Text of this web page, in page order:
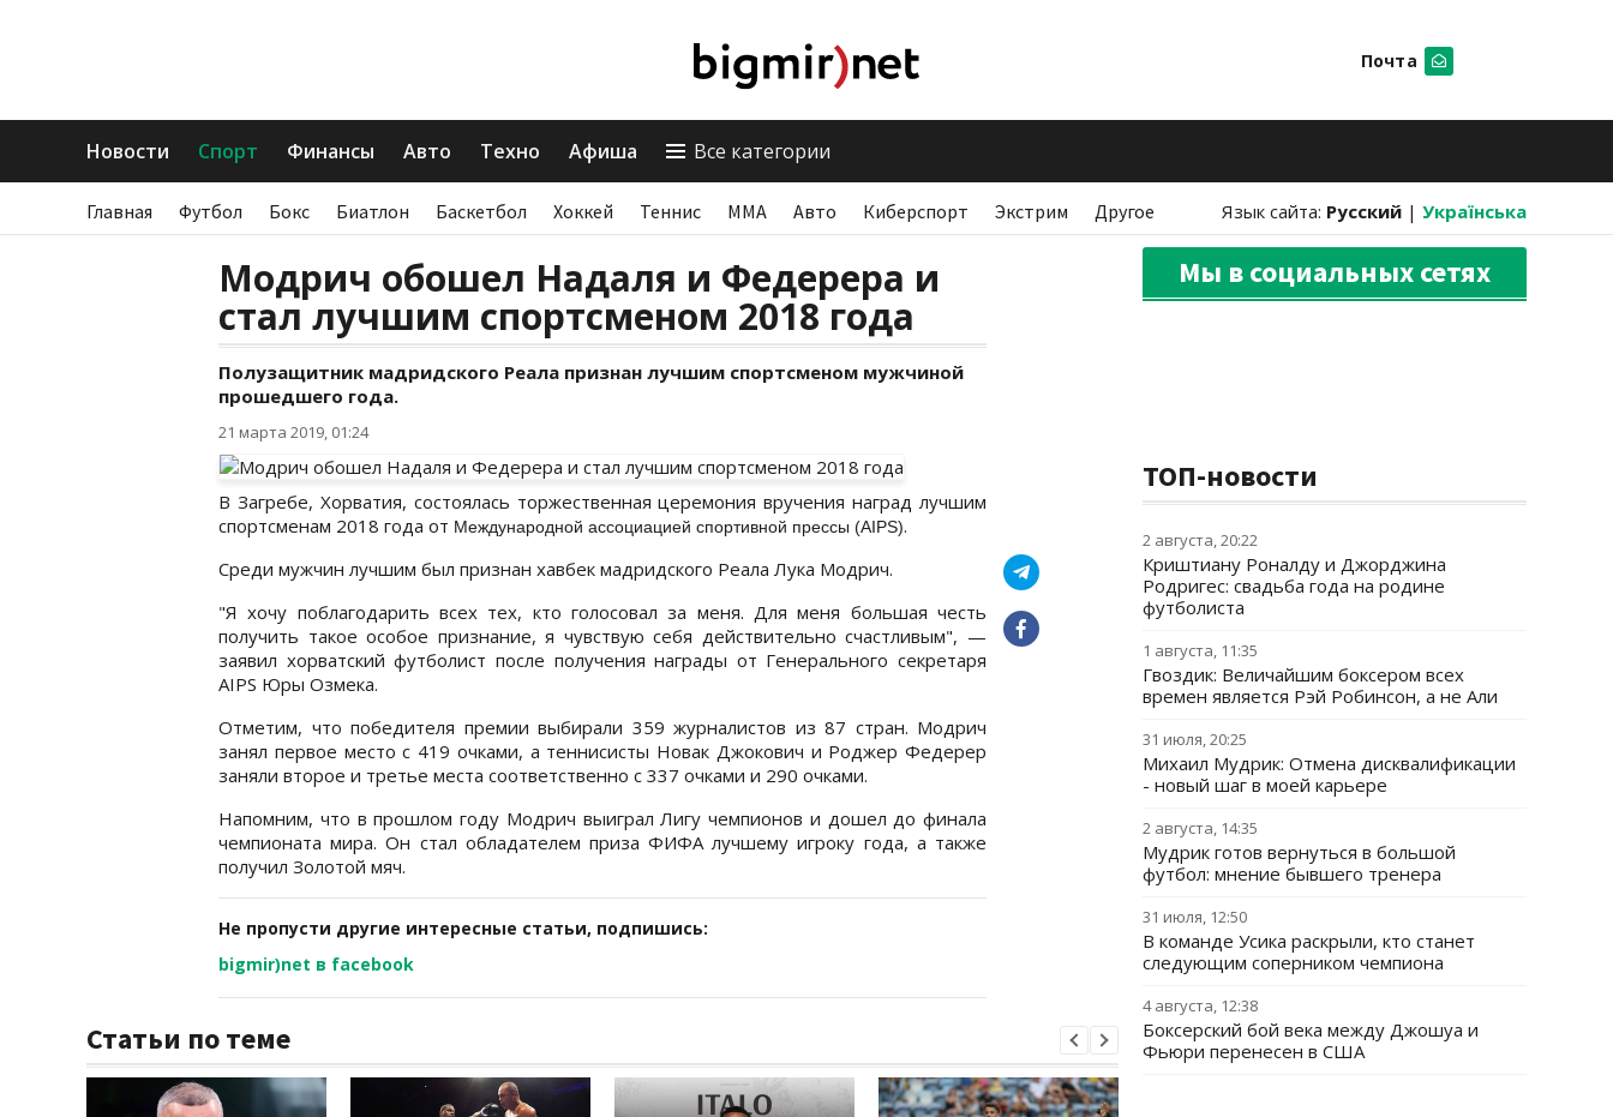
Почта
Новости Спорт Финансы Авто Техно Афиша Все категории
Главная Футбол Бокс Биатлон Баскетбол Хоккей Теннис ММА Авто Киберспорт Экстрим Другое Язык сайта: Русский | Українська
Модрич обошел Надаля и Федерера и
стал лучшим спортсменом 2018 года
Полузащитник мадридского Реала признан лучшим спортсменом мужчиной
прошедшего года.
21 марта 2019, 01:24
В Загребе, Хорватия, состоялась торжественная церемония вручения наград лучшим
спортсменам 2018 года от Международной ассоциацией спортивной прессы (AIPS).
Среди мужчин лучшим был признан хавбек мадридского Реала Лука Модрич.
"Я хочу поблагодарить всех тех, кто голосовал за меня. Для меня большая честь
получить такое особое признание, я чувствую себя действительно счастливым", —
заявил хорватский футболист после получения награды от Генерального секретаря
AIPS Юры Озмека.
Отметим, что победителя премии выбирали 359 журналистов из 87 стран. Модрич
занял первое место с 419 очками, а теннисисты Новак Джокович и Роджер Федерер
заняли второе и третье места соответственно с 337 очками и 290 очками.
Напомним, что в прошлом году Модрич выиграл Лигу чемпионов и дошел до финала
чемпионата мира. Он стал обладателем приза ФИФА лучшему игроку года, а также
получил Золотой мяч.
Не пропусти другие интересные статьи, подпишись:
bigmir)net в facebook
Статьи по теме
Мы в социальных сетях
ТОП-новости
2 августа, 20:22
Криштиану Роналду и Джорджина
Родригес: свадьба года на родине
футболиста
1 августа, 11:35
Гвоздик: Величайшим боксером всех
времен является Рэй Робинсон, а не Али
31 июля, 20:25
Михаил Мудрик: Отмена дисквалификации
- новый шаг в моей карьере
2 августа, 14:35
Мудрик готов вернуться в большой
футбол: мнение бывшего тренера
31 июля, 12:50
В команде Усика раскрыли, кто станет
следующим соперником чемпиона
4 августа, 12:38
Боксерский бой века между Джошуа и
Фьюри перенесен в США